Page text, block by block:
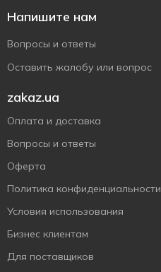
Напишите нам
Вопросы и ответы
Оставить жалобу или вопрос
zakaz.ua
Оплата и доставка
Вопросы и ответы
Оферта
Политика конфиденциальности
Условия использования
Бизнес клиентам
Для поставщиков